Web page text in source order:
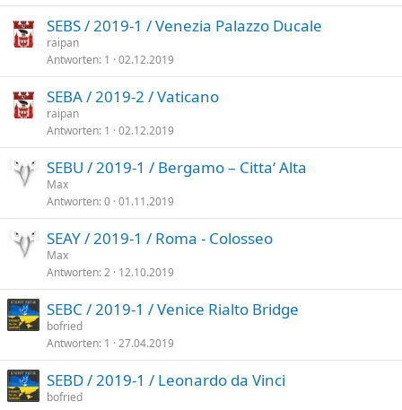
SEBS / 2019-1 / Venezia Palazzo Ducale
raipan
Antworten 1 02.12.2019
SEBA / 2019-2 / Vaticano
raipan
Antworten 1 02.12.2019
SEBU / 2019-1 / Bergamo – Citta‘ Alta
Max
Antworten 0 01.11.2019
SEAY / 2019-1 / Roma - Colosseo
Max
Antworten 2 12.10.2019
SEBC / 2019-1 / Venice Rialto Bridge
bofried
Antworten 1 27.04.2019
SEBD / 2019-1 / Leonardo da Vinci
bofried